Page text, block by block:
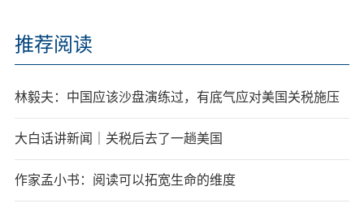
推荐阅读
林毅夫：中国应该沙盘演练过，有底气应对美国关税施压
大白话讲新闻｜关税后去了一趟美国
作家孟小书：阅读可以拓宽生命的维度